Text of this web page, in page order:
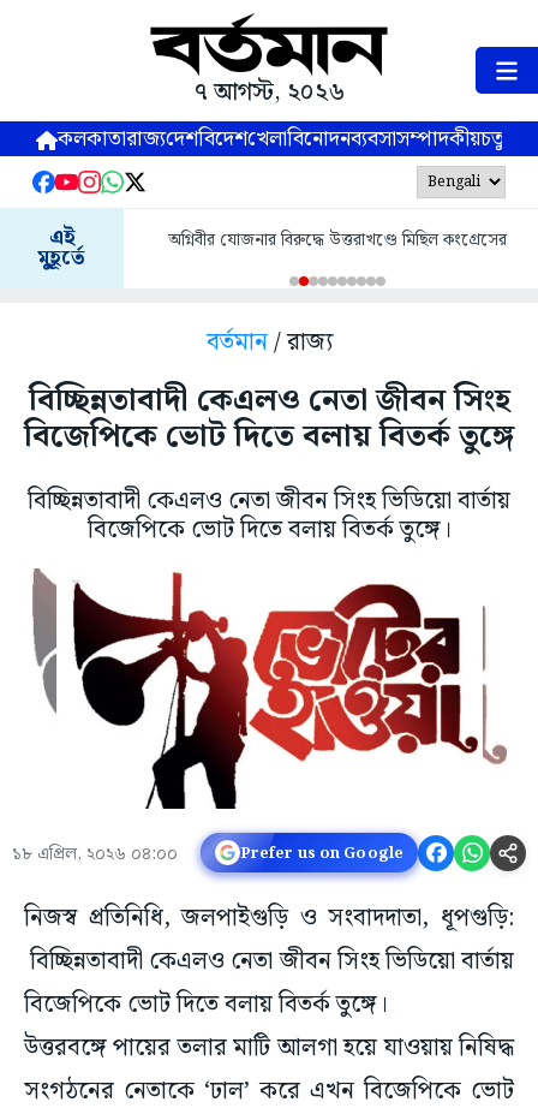
৭ আগস্ট, ২০২৬
কলকাতারাজ্যদেশবিদেশখেলাবিনোদনব্যবসাসম্পাদকীয়
এই
মুহূর্তে
অগ্নিবীর যোজনার বিরুদ্ধে উত্তরাখণ্ডে মিছিল কংগ্রেসের
বর্তমান/ রাজ্য
বিচ্ছিন্নতাবাদী কেএলও নেতা জীবন সিংহ
বিজেপিকে ভোট দিতে বলায় বিতর্ক তুঙ্গে
বিচ্ছিন্নতাবাদী কেএলও নেতা জীবন সিংহ ভিডিয়ো বার্তায়
বিজেপিকে ভোট দিতে বলায় বিতর্ক তুঙ্গে।
১৮ এপ্রিল, ২০২৬ ০৪:০০ Prefer us on Google
নিজস্ব প্রতিনিধি, জলপাইগুড়ি ও সংবাদদাতা, ধূপগুড়ি:
বিচ্ছিন্নতাবাদী কেএলও নেতা জীবন সিংহ ভিডিয়ো বার্তায়
বিজেপিকে ভোট দিতে বলায় বিতর্ক তুঙ্গে।
উত্তরবঙ্গে পায়ের তলার মাটি আলগা হয়ে যাওয়ায় নিষিদ্ধ
সংগঠনের নেতাকে ‘ঢাল’ করে এখন বিজেপিকে ভোট